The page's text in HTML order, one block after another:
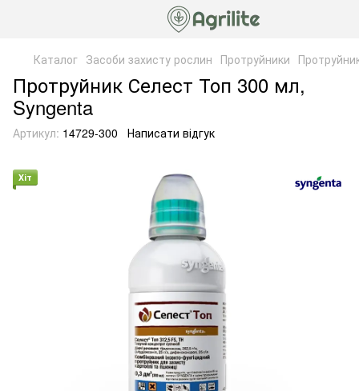
Каталог Засоби захисту рослин Протруйники
Протруйник Селест Топ 300 мл,
Syngenta
Артикул: 14729-300 Написати відгук
Хіт